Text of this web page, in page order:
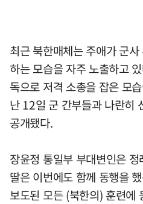
최근 북한매체는 주애가 군
하는 모습을 자주 노출하고
독으로 저격 소총을 잡은 모
난 12일 군 간부들과 나란히
공개됐다.
장윤정 통일부 부대변인은
딸은 이번에도 함께 동행을
보도된 모든 (북한의) 훈련